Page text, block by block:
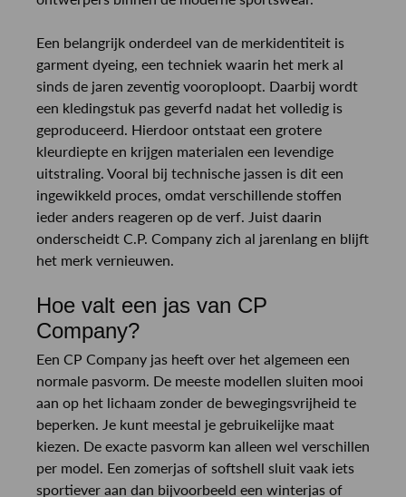
Een belangrijk onderdeel van de merkidentiteit is
garment dyeing, een techniek waarin het merk al
sinds de jaren zeventig vooroploopt. Daarbij wordt
een kledingstuk pas geverfd nadat het volledig is
geproduceerd. Hierdoor ontstaat een grotere
kleurdiepte en krijgen materialen een levendige
uitstraling. Vooral bij technische jassen is dit een
ingewikkeld proces, omdat verschillende stoffen
ieder anders reageren op de verf. Juist daarin
onderscheidt C.P. Company zich al jarenlang en blijft
het merk vernieuwen.
Hoe valt een jas van CP
Company?
Een CP Company jas heeft over het algemeen een
normale pasvorm. De meeste modellen sluiten mooi
aan op het lichaam zonder de bewegingsvrijheid te
beperken. Je kunt meestal je gebruikelijke maat
kiezen. De exacte pasvorm kan alleen wel verschillen
per model. Een zomerjas of softshell sluit vaak iets
sportiever aan dan bijvoorbeeld een winterjas of